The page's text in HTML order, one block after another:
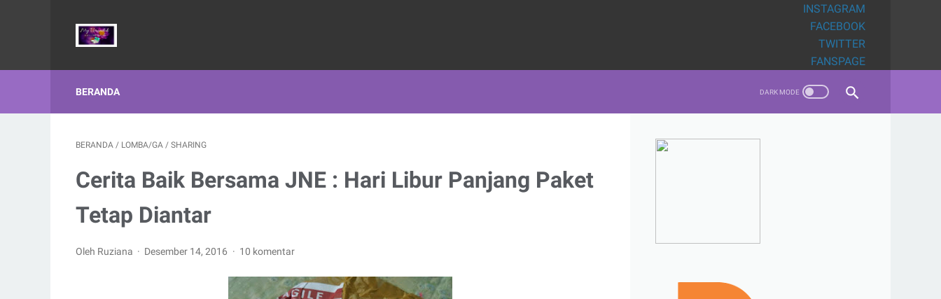
INSTAGRAM
FACEBOOK
TWITTER
FANSPAGE
BERANDA
BERANDA / LOMBA/GA / SHARING
Cerita Baik Bersama JNE : Hari Libur Panjang Paket
Tetap Diantar
Oleh Ruziana Desember 14, 2016 10 komentar